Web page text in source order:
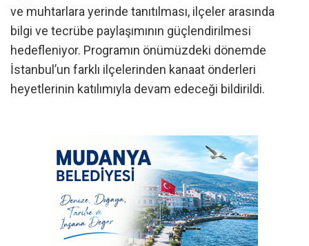
ve muhtarlara yerinde tanıtılması, ilçeler arasında
bilgi ve tecrübe paylaşımının güçlendirilmesi
hedefleniyor. Programın önümüzdeki dönemde
İstanbul’un farklı ilçelerinden kanaat önderleri
heyetlerinin katılımıyla devam edeceği bildirildi.